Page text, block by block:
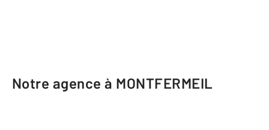
Notre agence à MONTFERMEIL